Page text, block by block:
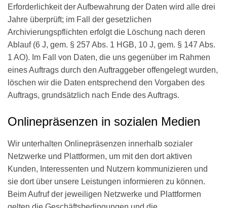
Erforderlichkeit der Aufbewahrung der Daten wird alle drei
Jahre überprüft; im Fall der gesetzlichen
Archivierungspflichten erfolgt die Löschung nach deren
Ablauf (6 J, gem. § 257 Abs. 1 HGB, 10 J, gem. § 147 Abs.
1 AO). Im Fall von Daten, die uns gegenüber im Rahmen
eines Auftrags durch den Auftraggeber offengelegt wurden,
löschen wir die Daten entsprechend den Vorgaben des
Auftrags, grundsätzlich nach Ende des Auftrags.
Onlinepräsenzen in sozialen Medien
Wir unterhalten Onlinepräsenzen innerhalb sozialer
Netzwerke und Plattformen, um mit den dort aktiven
Kunden, Interessenten und Nutzern kommunizieren und
sie dort über unsere Leistungen informieren zu können.
Beim Aufruf der jeweiligen Netzwerke und Plattformen